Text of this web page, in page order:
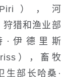
Piri），河
狩猎和渔业部
·伊德里斯
），畜牧
生部长哈桑·